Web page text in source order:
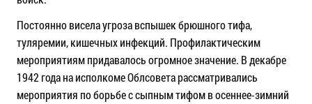
Постоянно висела угроза вспышек брюшного тифа,
туляремии, кишечных инфекций. Профилактическим
мероприятиям придавалось огромное значение. В декабре
1942 года на исполкоме Облсовета рассматривались
мероприятия по борьбе с сыпным тифом в осеннее-зимний